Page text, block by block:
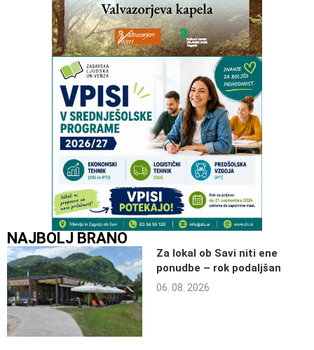
NAJBOLJ BRANO
Za lokal ob Savi niti ene
ponudbe – rok podaljšan
06. 08. 2026